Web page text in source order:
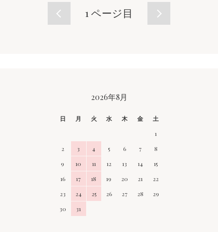
1 ページ目
2026年8月
日 月 火 水 木 金
土
1
2
3 4 5 6 7
8
9
10 11 12 13 14
15
16
17 18 19 20 21
22
23
24 25 26 27 28
29
30
31